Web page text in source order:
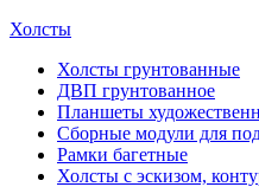
Холсты
Холсты грунтованные
ДВП грунтованное
Планшеты
Сборные модули для
Рамки багетные
Холсты c эскизом,